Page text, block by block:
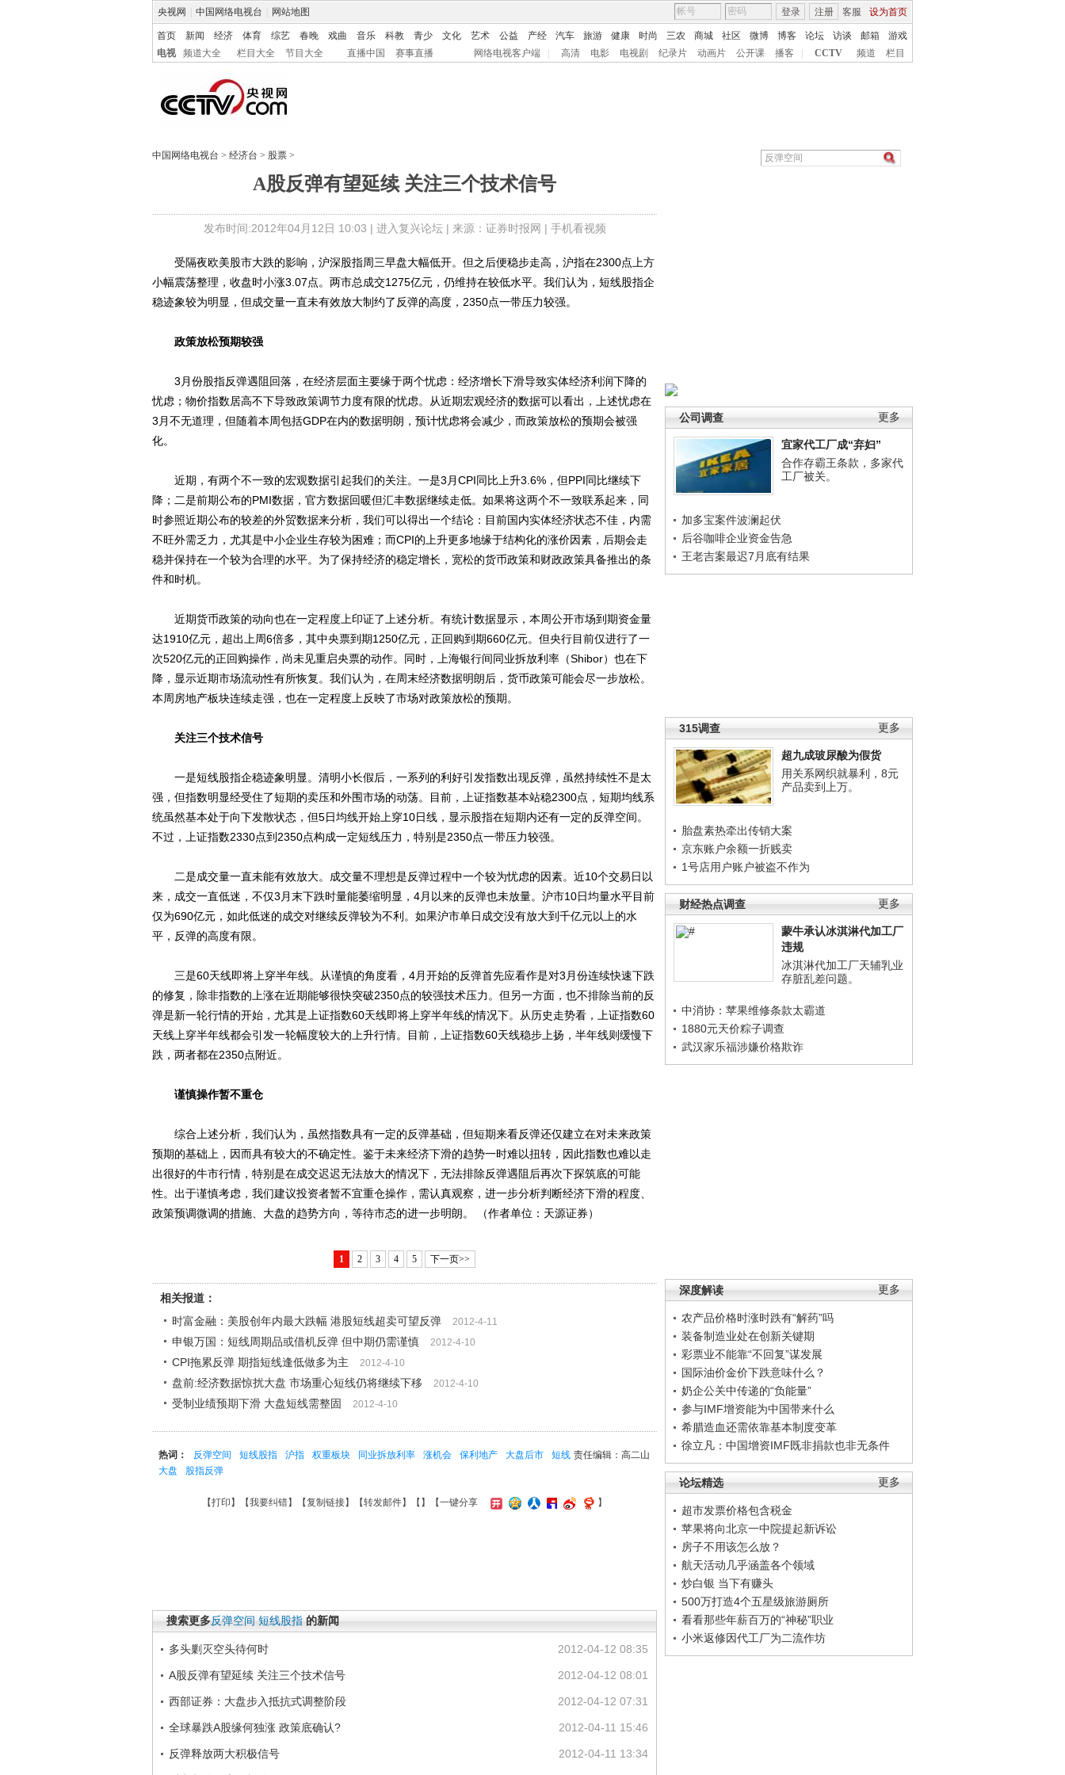
央视网 中国网络电视台 网站地图 客服 设为首页
登录 注册
首页 新闻 经济 体育 综艺 春晚 戏曲 音乐 科教 青少 文化 艺术 公益 产经 汽车 旅游 健康 时尚 三农 商城 社区 微博 博客 论坛 访谈 邮箱
游戏
电视
频道大全 栏目大全 节目大全 直播中国 赛事直播 网络电视客户端 高清 电影 电视剧 纪录片 动画片 公开课 播客 CCTV 频道 栏目
中国网络电视台 > 经济台 > 股票 >
A股反弹有望延续 关注三个技术信号
发布时间:2012年04月12日 10:03 | 进入复兴论坛| 来源：证券时报网 | 手机看视频
更多
公司调查
宜家代工厂成“弃妇”
合作存霸王条款，多家代
工厂被关。
加多宝案件波澜起伏
后谷咖啡企业资金告急
王老吉案最迟7月底有结果
更多
315调查
超九成玻尿酸为假货
用关系网织就暴利，8元
产品卖到上万。
胎盘素热牵出传销大案
京东账户余额一折贱卖
1号店用户账户被盗不作为
更多
财经热点调查
蒙牛承认冰淇淋代加工厂
违规
冰淇淋代加工厂天辅乳业
存脏乱差问题。
中消协：苹果维修条款太霸道
1880元天价粽子调查
武汉家乐福涉嫌价格欺诈
更多
深度解读
农产品价格时涨时跌有“解药”吗
装备制造业处在创新关键期
彩票业不能靠“不回复”谋发展
国际油价金价下跌意味什么？
奶企公关中传递的“负能量”
参与IMF增资能为中国带来什么
希腊造血还需依靠基本制度变革
徐立凡：中国增资IMF既非捐款也非无条件
更多
论坛精选
超市发票价格包含税金
苹果将向北京一中院提起新诉讼
房子不用该怎么放？
航天活动几乎涵盖各个领域
炒白银 当下有赚头
500万打造4个五星级旅游厕所
看看那些年薪百万的“神秘”职业
小米返修因代工厂为二流作坊
受隔夜欧美股市大跌的影响，沪深股指周三早盘大幅低开。但之后便稳步走高，沪指在2300点上方
小幅震荡整理，收盘时小涨3.07点。两市总成交1275亿元，仍维持在较低水平。我们认为，短线股指企
稳迹象较为明显，但成交量一直未有效放大制约了反弹的高度，2350点一带压力较强。
政策放松预期较强
3月份股指反弹遇阻回落，在经济层面主要缘于两个忧虑：经济增长下滑导致实体经济利润下降的
忧虑；物价指数居高不下导致政策调节力度有限的忧虑。从近期宏观经济的数据可以看出，上述忧虑在
3月不无道理，但随着本周包括GDP在内的数据明朗，预计忧虑将会减少，而政策放松的预期会被强
化。
近期，有两个不一致的宏观数据引起我们的关注。一是3月CPI同比上升3.6%，但PPI同比继续下
降；二是前期公布的PMI数据，官方数据回暖但汇丰数据继续走低。如果将这两个不一致联系起来，同
时参照近期公布的较差的外贸数据来分析，我们可以得出一个结论：目前国内实体经济状态不佳，内需
不旺外需乏力，尤其是中小企业生存较为困难；而CPI的上升更多地缘于结构化的涨价因素，后期会走
稳并保持在一个较为合理的水平。为了保持经济的稳定增长，宽松的货币政策和财政政策具备推出的条
件和时机。
近期货币政策的动向也在一定程度上印证了上述分析。有统计数据显示，本周公开市场到期资金量
达1910亿元，超出上周6倍多，其中央票到期1250亿元，正回购到期660亿元。但央行目前仅进行了一
次520亿元的正回购操作，尚未见重启央票的动作。同时，上海银行间同业拆放利率（Shibor）也在下
降，显示近期市场流动性有所恢复。我们认为，在周末经济数据明朗后，货币政策可能会尽一步放松。
本周房地产板块连续走强，也在一定程度上反映了市场对政策放松的预期。
关注三个技术信号
一是短线股指企稳迹象明显。清明小长假后，一系列的利好引发指数出现反弹，虽然持续性不是太
强，但指数明显经受住了短期的卖压和外围市场的动荡。目前，上证指数基本站稳2300点，短期均线系
统虽然基本处于向下发散状态，但5日均线开始上穿10日线，显示股指在短期内还有一定的反弹空间。
不过，上证指数2330点到2350点构成一定短线压力，特别是2350点一带压力较强。
二是成交量一直未能有效放大。成交量不理想是反弹过程中一个较为忧虑的因素。近10个交易日以
来，成交一直低迷，不仅3月末下跌时量能萎缩明显，4月以来的反弹也未放量。沪市10日均量水平目前
仅为690亿元，如此低迷的成交对继续反弹较为不利。如果沪市单日成交没有放大到千亿元以上的水
平，反弹的高度有限。
三是60天线即将上穿半年线。从谨慎的角度看，4月开始的反弹首先应看作是对3月份连续快速下跌
的修复，除非指数的上涨在近期能够很快突破2350点的较强技术压力。但另一方面，也不排除当前的反
弹是新一轮行情的开始，尤其是上证指数60天线即将上穿半年线的情况下。从历史走势看，上证指数60
天线上穿半年线都会引发一轮幅度较大的上升行情。目前，上证指数60天线稳步上扬，半年线则缓慢下
跌，两者都在2350点附近。
谨慎操作暂不重仓
综合上述分析，我们认为，虽然指数具有一定的反弹基础，但短期来看反弹还仅建立在对未来政策
预期的基础上，因而具有较大的不确定性。鉴于未来经济下滑的趋势一时难以扭转，因此指数也难以走
出很好的牛市行情，特别是在成交迟迟无法放大的情况下，无法排除反弹遇阻后再次下探筑底的可能
性。出于谨慎考虑，我们建议投资者暂不宜重仓操作，需认真观察，进一步分析判断经济下滑的程度、
政策预调微调的措施、大盘的趋势方向，等待市态的进一步明朗。 （作者单位：天源证券）
1 2 3 4 5 下一页>>
相关报道：
时富金融：美股创年内最大跌幅 港股短线超卖可望反弹
2012-4-11
申银万国：短线周期品或借机反弹 但中期仍需谨慎 2012-4-10
CPI拖累反弹 期指短线逢低做多为主 2012-4-10
盘前:经济数据惊扰大盘 市场重心短线仍将继续下移 2012-4-10
受制业绩预期下滑 大盘短线需整固 2012-4-10
责任编辑：高二山
热词： 反弹空间 短线股指 沪指 权重板块 同业拆放利率 涨机会 保利地产 大盘后市
短线
大盘
股指反弹
【打印 】【我要纠错】【复制链接】【转发邮件】【 】 【一键分享 】
搜索更多反弹空间 短线股指 的新闻
2012-04-12 08:35
多头剿灭空头待何时
2012-04-12 08:01
A股反弹有望延续 关注三个技术信号
2012-04-12 07:31
西部证券：大盘步入抵抗式调整阶段
2012-04-11 15:46
全球暴跌A股缘何独涨 政策底确认?
2012-04-11 13:34
反弹释放两大积极信号